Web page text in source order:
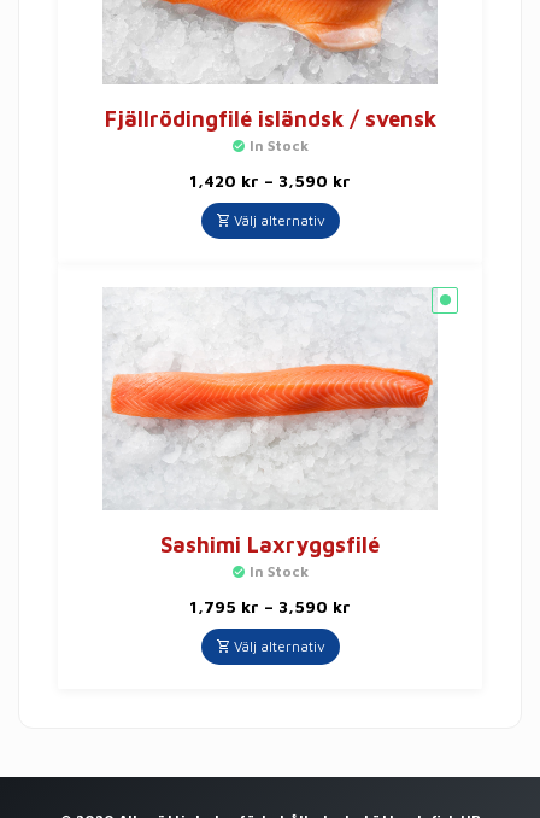
Fjällrödingfilé isländsk / svensk
In Stock
1,420 kr – 3,590 kr
Välj alternativ
Sashimi Laxryggsfilé
In Stock
1,795 kr – 3,590 kr
Välj alternativ